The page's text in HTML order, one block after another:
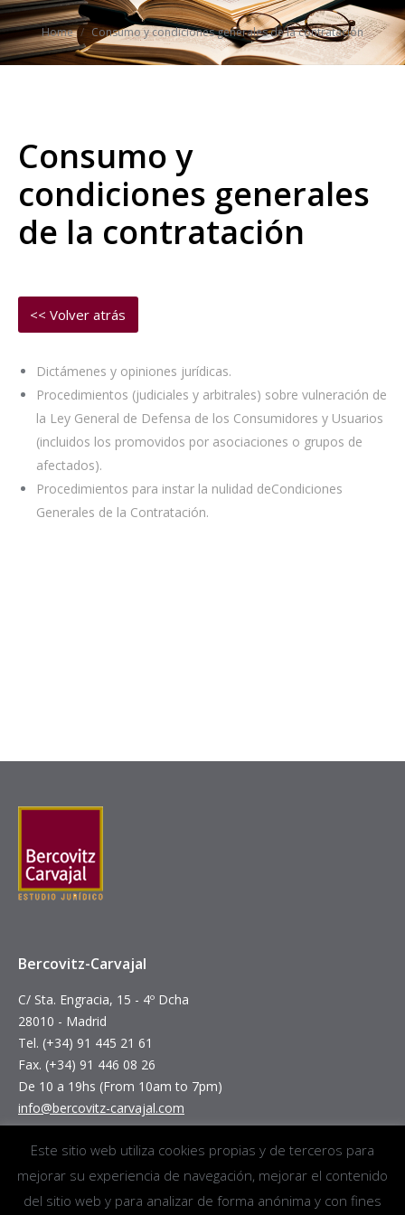
You are here:
Home Consumo y condiciones generales de la contratación
Consumo y
condiciones generales
de la contratación
Dictámenes y opiniones jurídicas.
Procedimientos (judiciales y arbitrales) sobre vulneración de
la Ley General de Defensa de los Consumidores y Usuarios
(incluidos los promovidos por asociaciones o grupos de
afectados).
Procedimientos para instar la nulidad deCondiciones
Generales de la Contratación.
Bercovitz-Carvajal
C/ Sta. Engracia, 15 - 4º Dcha
28010 - Madrid
Tel. (+34) 91 445 21 61
Fax. (+34) 91 446 08 26
De 10 a 19hs (From 10am to 7pm)
info@bercovitz-carvajal.com
Encuéntranos en:
Este sitio web utiliza cookies propias y de terceros para
mejorar su experiencia de navegación, mejorar el contenido
del sitio web y para analizar de forma anónima y con fines